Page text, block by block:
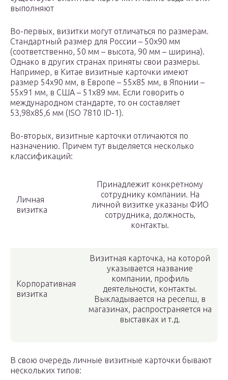
выполняют
Во-первых, визитки могут отличаться по размерам.
Стандартный размер для России – 50х90 мм
(соответственно, 50 мм – высота, 90 мм – ширина).
Однако в других странах приняты свои размеры.
Например, в Китае визитные карточки имеют
размер 54х90 мм, в Европе – 55х85 мм, в Японии –
55х91 мм, в США – 51х89 мм. Если говорить о
международном стандарте, то он составляет
53,98х85,6 мм (ISO 7810 ID-1).
Во-вторых, визитные карточки отличаются по
назначению. Причем тут выделяется несколько
классификаций:
Личная
визитка
Принадлежит конкретному
сотруднику компании. На
личной визитке указаны ФИО
сотрудника, должность,
контакты.
Корпоративная
визитка
Визитная карточка, на которой
указывается название
компании, профиль
деятельности, контакты.
Выкладывается на ресепш, в
магазинах, распространяется на
выставках и т.д.
В свою очередь личные визитные карточки бывают
нескольких типов: